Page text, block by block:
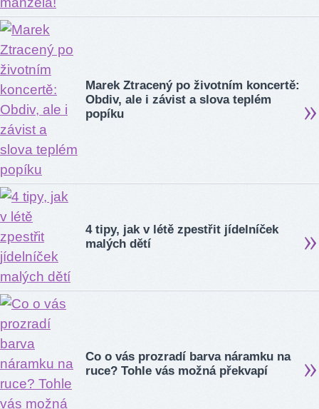
Marek Ztracený po životním koncertě:
Obdiv, ale i závist a slova teplém
popíku
4 tipy, jak v létě zpestřit jídelníček
malých dětí
Co o vás prozradí barva náramku na
ruce? Tohle vás možná překvapí